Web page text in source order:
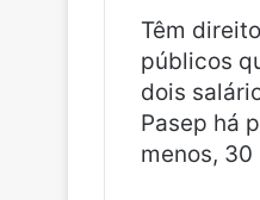
Têm
públicos
dois
Pasep há
menos, 30